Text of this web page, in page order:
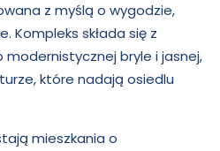
z myślą o wygodzie,
Kompleks składa się z
bryle i jasnej,
które nadają osiedlu
mieszkania o